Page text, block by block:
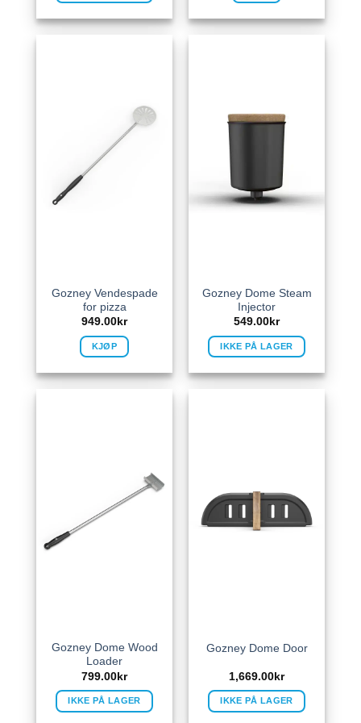
Gozney Vendespade
for pizza
949.00 kr
KJØP
Gozney Dome Steam
Injector
549.00 kr
IKKE PÅ LAGER
Gozney Dome Wood
Loader
799.00kr
IKKE PÅ LAGER
Gozney Dome Door
1,669.00kr
IKKE PÅ LAGER